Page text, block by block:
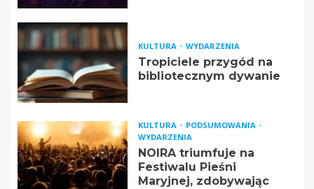
KULTURA WYDARZENIA
Tropiciele przygód na
bibliotecznym dywanie
KULTURA
PODSUMOWANIA
WYDARZENIA
NOIRA triumfuje na
Festiwalu Pieśni
Maryjnej, zdobywając